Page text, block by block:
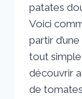
patates
Voici
partir
tout simple
découvrir
de